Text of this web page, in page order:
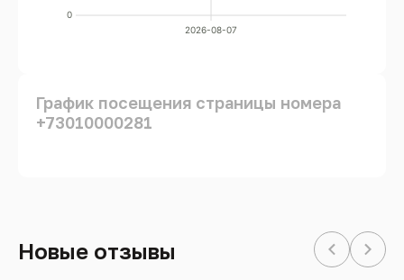
0
2026-08-07
График посещения страницы номера
+73010000281
Новые отзывы